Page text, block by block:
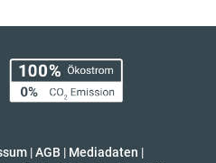
|AGB | Mediadaten |